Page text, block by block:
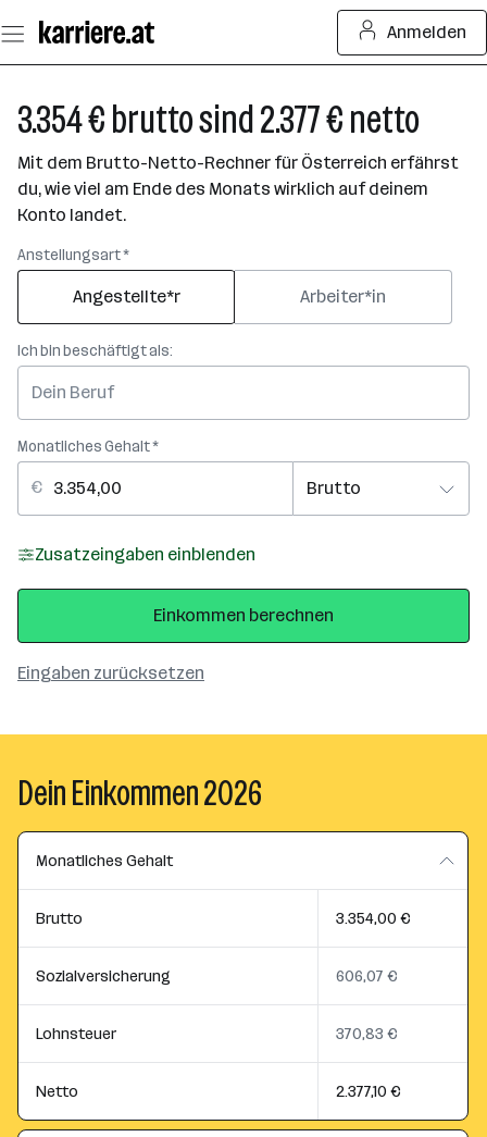
Seiteninhalt
springen
Anmelden
3.354 € brutto sind 2.377 € netto
Mit dem Brutto-Netto-Rechner für Österreich erfährst
du, wie viel am Ende des Monats wirklich auf deinem
Konto landet.
Anstellungsart *
Angestellte*r Arbeiter*in
Ich bin beschäftigt als:
Monatliches Gehalt *
Zusatzeingaben einblenden
Eingaben zurücksetzen
Einkommen berechnen
Dein Einkommen 2026
Monatliches Gehalt
Brutto 3.354,00 €
Sozialversicherung 606,07 €
Lohnsteuer 370,83 €
Netto 2.377,10 €